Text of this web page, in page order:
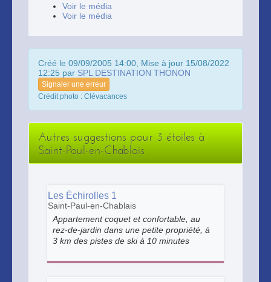
Voir le média
Voir le média
Créé le 09/09/2005 14:00, Mise à jour 15/08/2022
12:25 par SPL DESTINATION THONON
Signaler une erreur
Crédit photo : Clévacances
Autres suggestions pour 3 étoiles à
Saint-Paul-en-Chablais
Les Échirolles 1
Saint-Paul-en-Chablais
Appartement coquet et confortable, au
rez-de-jardin dans une petite propriété, à
3 km des pistes de ski à 10 minutes
Indépendant et calme.